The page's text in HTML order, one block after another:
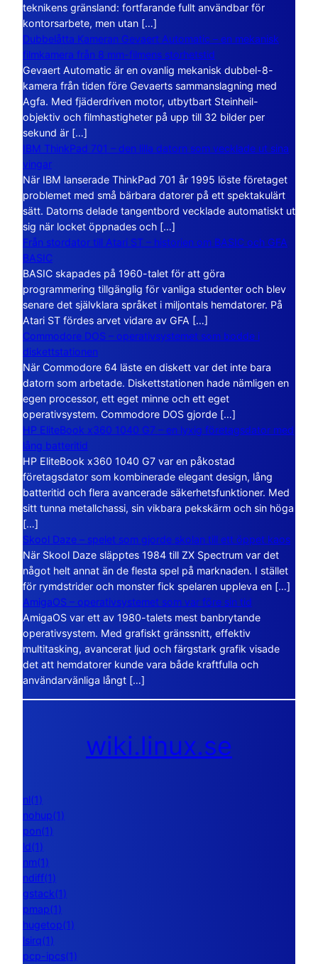
teknikens gränsland: fortfarande fullt användbar för
kontorsarbete, men utan […]
Dubbelåtta Kameran Gevaert Automatic – en mekanisk
filmkamera från 8 mm-filmens storhetstid
Gevaert Automatic är en ovanlig mekanisk dubbel-8-
kamera från tiden före Gevaerts sammanslagning med
Agfa. Med fjäderdriven motor, utbytbart Steinheil-
objektiv och filmhastigheter på upp till 32 bilder per
sekund är […]
IBM ThinkPad 701 – den lilla datorn som vecklade ut sina
vingar
När IBM lanserade ThinkPad 701 år 1995 löste företaget
problemet med små bärbara datorer på ett spektakulärt
sätt. Datorns delade tangentbord vecklade automatiskt ut
sig när locket öppnades och […]
Från stordator till Atari ST – historien om BASIC och GFA
BASIC
BASIC skapades på 1960-talet för att göra
programmering tillgänglig för vanliga studenter och blev
senare det självklara språket i miljontals hemdatorer. På
Atari ST fördes arvet vidare av GFA […]
Commodore DOS – operativsystemet som bodde i
diskettstationen
När Commodore 64 läste en diskett var det inte bara
datorn som arbetade. Diskettstationen hade nämligen en
egen processor, ett eget minne och ett eget
operativsystem. Commodore DOS gjorde […]
HP EliteBook x360 1040 G7 – en lyxig företagsdator med
lång batteritid
HP EliteBook x360 1040 G7 var en påkostad
företagsdator som kombinerade elegant design, lång
batteritid och flera avancerade säkerhetsfunktioner. Med
sitt tunna metallchassi, sin vikbara pekskärm och sin höga
[…]
Skool Daze – spelet som gjorde skolan till ett öppet kaos
När Skool Daze släpptes 1984 till ZX Spectrum var det
något helt annat än de flesta spel på marknaden. I stället
för rymdstrider och monster fick spelaren uppleva en […]
AmigaOS – operativsystemet som var före sin tid
AmigaOS var ett av 1980-talets mest banbrytande
operativsystem. Med grafiskt gränssnitt, effektiv
multitasking, avancerat ljud och färgstark grafik visade
det att hemdatorer kunde vara både kraftfulla och
användarvänliga långt […]
wiki.linux.se
nl(1)
nohup(1)
pon(1)
ld(1)
nm(1)
ndiff(1)
gstack(1)
pmap(1)
hugetop(1)
lsirq(1)
pcp-ipcs(1)